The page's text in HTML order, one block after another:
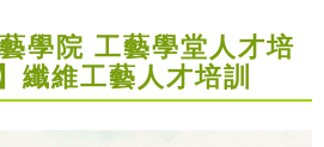
學院 工藝學堂人才培
纖維工藝人才培訓